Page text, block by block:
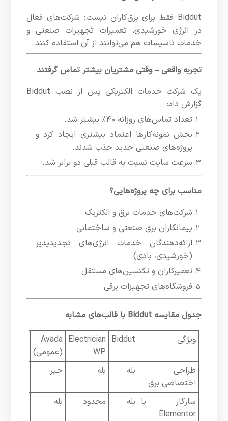
Biddut فقط برای برق‌کاران نیست؛ شرکت‌های فعال
در انرژی خورشیدی، تعمیرات تجهیزات صنعتی و
خدمات تاسیسات هم می‌توانند از آن استفاده کنند.
تجربه واقعی – وقتی مشتریان بیشتر تماس گرفتند
یک شرکت خدمات الکتریکی پس از نصب Biddut
گزارش داد:
تعداد تماس‌های روزانه ۴۰٪ بیشتر شد.
بخش نمونه‌کارها اعتماد بیشتری ایجاد کرد و
پروژه‌های صنعتی جدید جذب شدند.
سرعت سایت نسبت به قالب قبلی دو برابر شد.
مناسب برای چه پروژه‌هایی؟
شرکت‌های خدمات برق و الکتریک
پیمانکاران برق صنعتی و ساختمانی
ارائه‌دهندگان خدمات انرژی‌های تجدیدپذیر
(خورشیدی، بادی)
تعمیرکاران و تکنسین‌های مستقل
فروشگاه‌های تجهیزات برقی
جدول مقایسه Biddut با قالب‌های مشابه
ویژگی
Biddut
Electrician
WP
Avada
(عمومی)
طراحی
اختصاصی برق
بله بله خیر
سازگار با
Elementor
بله محدود بله